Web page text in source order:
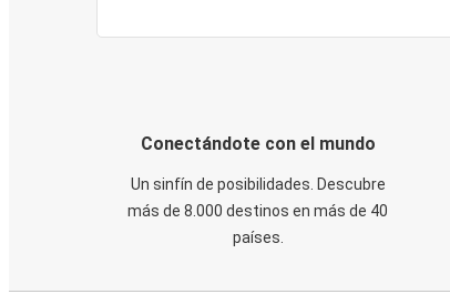
Conectándote con el mundo
Un sinfín de posibilidades. Descubre
más de 8.000 destinos en más de 40
países.